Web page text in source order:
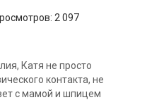
2 097
Катя не просто
контакта, не
с мамой и шпицем